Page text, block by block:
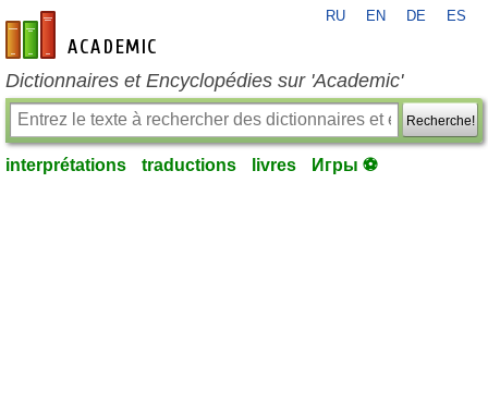
fr-academic.com
RU EN DE ES
Dictionnaires et Encyclopédies sur 'Academic'
Recherche!
interprétations traductions livres Игры ⚽